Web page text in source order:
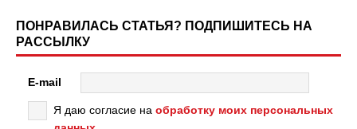
ПОНРАВИЛАСЬ СТАТЬЯ? ПОДПИШИТЕСЬ НА
РАССЫЛКУ
E-mail
Я даю согласие на обработку моих персональных